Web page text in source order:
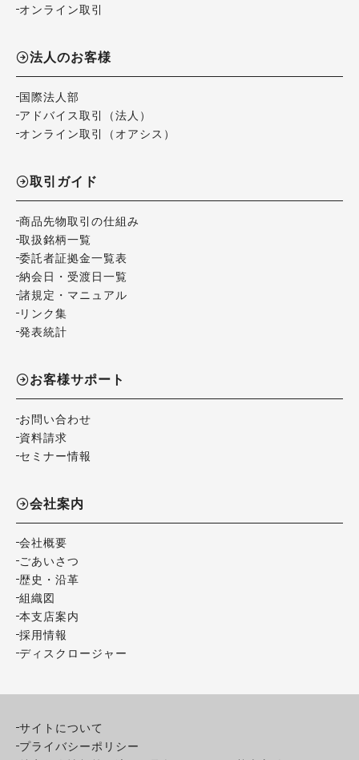
オンライン取引
法人のお客様
国際法人部
アドバイス取引（法人）
オンライン取引（オアシス）
取引ガイド
商品先物取引の仕組み
取扱銘柄一覧
委託者証拠金一覧表
納会日・受渡日一覧
諸規定・マニュアル
リンク集
発表統計
お客様サポート
お問い合わせ
資料請求
セミナー情報
会社案内
会社概要
ごあいさつ
歴史・沿革
組織図
本支店案内
採用情報
ディスクロージャー
サイトについて
プライバシーポリシー